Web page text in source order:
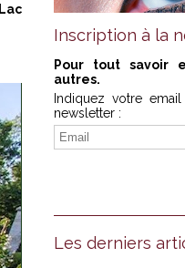
Lac
Inscription à la
Pour tout savoir
autres.
Indiquez votre
newsletter :
Les derniers